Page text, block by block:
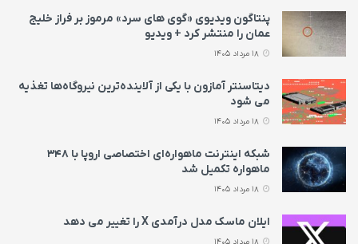
پنتاگون ویدیوی «گوی های سرد» مرموز بر فراز خلیج
عمان را منتشر کرد + ویدیو
دیتاسنتر آمازون با یکی از آلاینده‌ترین نیروگاه‌ها تغذیه
می‌ شود
شبکه اینترنت ماهواره‌ای اختصاصی اروپا با ۳۴۸
ماهواره تکمیل شد
ایلان ماسک مدل درآمدی X را تغییر می‌ دهد